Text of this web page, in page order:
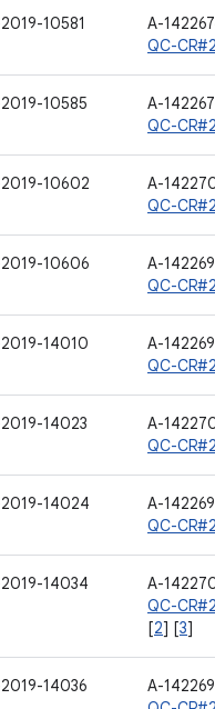
10581
A-
QC-
10585
A-
QC-
10602
A-
QC-
10606
A-
QC-
14010
A-
QC-
14023
A-
QC-
14024
A-
QC-
14034
A-
QC-
[2] [3]
14036
A-